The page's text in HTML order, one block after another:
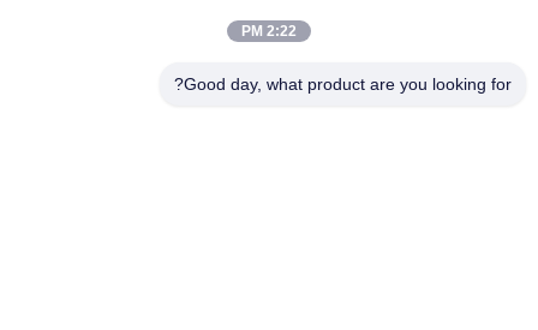
شبكة فولاذية منسوجة 20/40/60 شبكة من أسلاك الفولاذ المقاوم
2:22 PM
Good day, what product are you looking for?